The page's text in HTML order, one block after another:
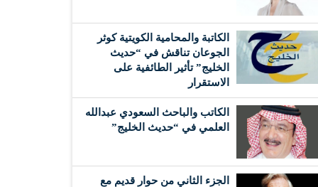
الكاتبة والمحامية الكويتية كوثر
الجوعان تناقش في “حديث
الخليج” تأثير الطائفية على
الاستقرار
الكاتب والباحث السعودي عبدالله
العلمي في “حديث الخليج”
الجزء الثاني من حوار قديم مع